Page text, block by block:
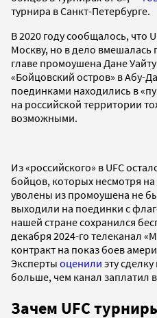
турнира в Санкт-Петербурге.
В 2020 году сообщалось, что
Москву, но в дело вмешалась
главе промоушена Дане
«Бойцовский остров» в Абу-
поединками находились в
на российской территории
возможными.
Из «российского» в UFC
бойцов, которых несмотря
уволены из промоушена не
выходили на поединки с
нашей стране сохранился
декабря 2024-го телеканал
контракт на показ боев
Эксперты оценили эту
больше, чем канал заплатил в
Зачем UFC